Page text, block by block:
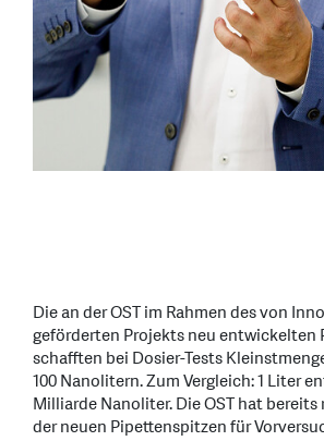
Die an der OST im Rahmen des von
geförderten Projekts neu entwickelten
schafften bei Dosier-Tests
100 Nanolitern. Zum Vergleich: 1 Liter
Milliarde Nanoliter. Die OST hat bereits
der neuen Pipettenspitzen für